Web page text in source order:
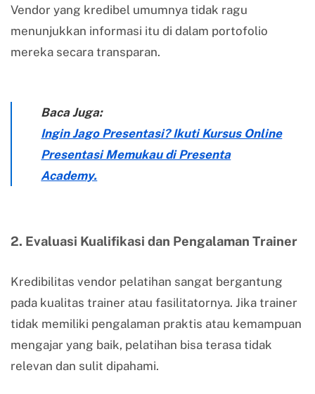
Vendor yang kredibel umumnya tidak ragu
menunjukkan informasi itu di dalam portofolio
mereka secara transparan.
Baca Juga:
Ingin Jago Presentasi? Ikuti Kursus Online
Presentasi Memukau di Presenta
Academy.
2. Evaluasi Kualifikasi dan Pengalaman Trainer
Kredibilitas vendor pelatihan sangat bergantung
pada kualitas trainer atau fasilitatornya. Jika trainer
tidak memiliki pengalaman praktis atau kemampuan
mengajar yang baik, pelatihan bisa terasa tidak
relevan dan sulit dipahami.